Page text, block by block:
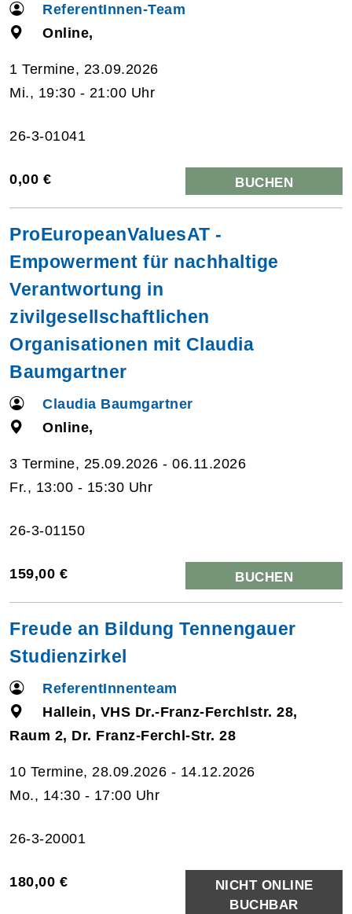
ReferentInnen-Team
Online,
1 Termine, 23.09.2026
Mi., 19:30 - 21:00 Uhr
26-3-01041
0,00 € BUCHEN
ProEuropeanValuesAT -
Empowerment für nachhaltige
Verantwortung in
zivilgesellschaftlichen
Organisationen mit Claudia
Baumgartner
Claudia Baumgartner
Online,
3 Termine, 25.09.2026 - 06.11.2026
Fr., 13:00 - 15:30 Uhr
26-3-01150
159,00 € BUCHEN
Freude an Bildung Tennengauer
Studienzirkel
ReferentInnenteam
Hallein, VHS Dr.-Franz-Ferchlstr. 28,
Raum 2, Dr. Franz-Ferchl-Str. 28
10 Termine, 28.09.2026 - 14.12.2026
Mo., 14:30 - 17:00 Uhr
26-3-20001
180,00 €
NICHT ONLINE
BUCHBAR